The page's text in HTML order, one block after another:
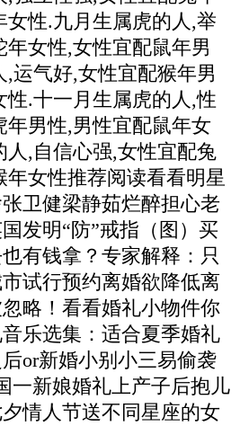
女性.九月生属虎的人,举
年女性,女性宜配鼠年男
运气好,女性宜配猴年男
性.十一月生属虎的人,性
年男性,男性宜配鼠年女
人,自信心强,女性宜配兔
女性推荐阅读看看明星
卫健梁静茹烂醉担心老
发明“防”戒指（图）买
有钱拿？专家解释：只
试行预约离婚欲降低离
略！看看婚礼小物件你
乐选集：适合夏季婚礼
or新婚小别小三易偷袭
一新娘婚礼上产子后抱儿
情人节送不同星座的女